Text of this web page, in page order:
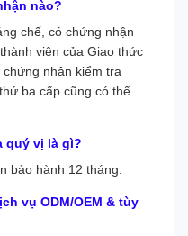
nào?
chế, có chứng nhận
viên của Giao thức
nhận kiểm tra
ba cấp cũng có thể
quý vị là gì?
bảo hành 12 tháng.
vụ ODM/OEM & tùy